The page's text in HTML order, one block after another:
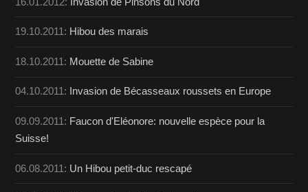
19.10.2011: Hibou des marais
18.10.2011: Mouette de Sabine
04.10.2011: Invasion de Bécasseaux roussets en Europe
09.09.2011: Faucon d'Eléonore: nouvelle espèce pour la
Suisse!
06.08.2011: Un Hibou petit-duc rescapé